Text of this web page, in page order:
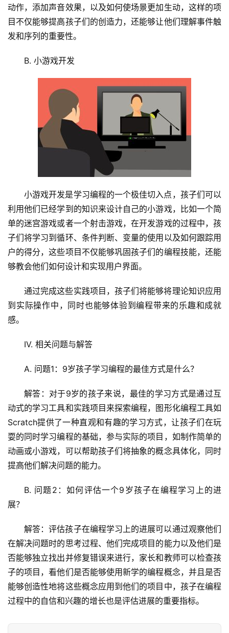
N
服
务
n
u
x
运
维
动作，添加声音效果，以及如何使场景更加生动，这样的项
目不仅能够提高孩子们的创造力，还能够让他们理解事件触
发和序列的重要性。
B. 小游戏开发
小游戏开发是学习编程的一个极佳切入点，孩子们可以
利用他们已经学到的知识来设计自己的小游戏，比如一个简
单的迷宫游戏或者一个射击游戏，在开发游戏的过程中，孩
子们将学习到循环、条件判断、变量的使用以及如何跟踪用
户的得分，这些项目不仅能够巩固孩子们的编程技能，还能
够教会他们如何设计和实现用户界面。
通过完成这些实践项目，孩子们将能够将理论知识应用
到实际操作中，同时也能够体验到编程带来的乐趣和成就
感。
IV. 相关问题与解答
A. 问题1：9岁孩子学习编程的最佳方式是什么？
解答：对于9岁的孩子来说，最佳的学习方式是通过互
动式的学习工具和实践项目来探索编程，图形化编程工具如
Scratch提供了一种直观和有趣的学习方式，让孩子们在玩
耍的同时学习编程的基础，参与实际的项目，如制作简单的
动画或小游戏，可以帮助孩子们将抽象的概念具体化，同时
提高他们解决问题的能力。
B. 问题2：如何评估一个9岁孩子在编程学习上的进
展？
解答：评估孩子在编程学习上的进展可以通过观察他们
在解决问题时的思考过程、他们完成项目的能力以及他们是
否能够独立找出并修复错误来进行，家长和教师可以检查孩
子的项目，看他们是否能够使用新学的编程概念，并且是否
能够创造性地将这些概念应用到他们的项目中，孩子在编程
过程中的自信和兴趣的增长也是评估进展的重要指标。